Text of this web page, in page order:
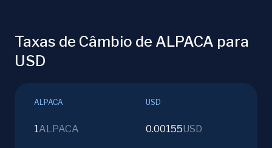
Taxas de Câmbio de ALPACA para
USD
ALPACA USD
1ALPACA 0.00155USD